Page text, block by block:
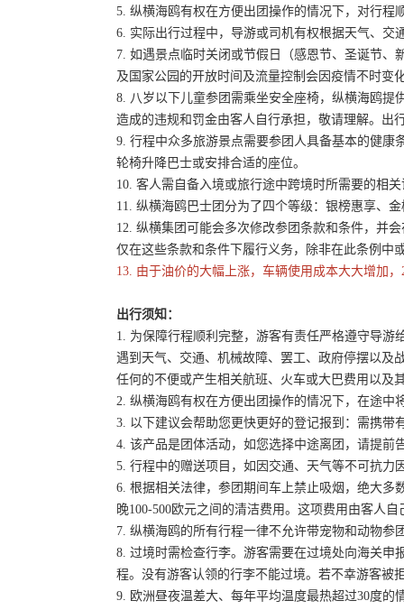
5. 纵横海鸥有权在方便出团操作的情况下，对行
6. 实际出行过程中，导游或司机有权根据天气、
7. 如遇景点临时关闭或节假日（感恩节、圣诞节
及国家公园的开放时间及流量控制会因疫情不时变
8. 八岁以下儿童参团需乘坐安全座椅，纵横海鸥提
造成的违规和罚金由客人自行承担，敬请理解。出
9. 行程中众多旅游景点需要参团人具备基本的健
轮椅升降巴士或安排合适的座位。
10. 客人需自备入境或旅行途中跨境时所需要的相
11. 纵横海鸥巴士团分为了四个等级：银榜惠享、
12. 纵横集团可能会多次修改参团条款和条件，并
仅在这些条款和条件下履行义务，除非在此条例中
13. 由于油价的大幅上涨，车辆使用成本大大增加
出行须知：
1. 为保障行程顺利完整，游客有责任严格遵守导
遇到天气、交通、机械故障、罢工、政府停摆以及
任何的不便或产生相关航班、火车或大巴费用以及
2. 纵横海鸥有权在方便出团操作的情况下，在途
3. 以下建议会帮助您更快更好的登记报到：需携
4. 该产品是团体活动，如您选择中途离团，请提
5. 行程中的赠送项目，如因交通、天气等不可抗
6. 根据相关法律，参团期间车上禁止吸烟，绝大
晚100-500欧元之间的清洁费用。这项费用由客人
7. 纵横海鸥的所有行程一律不允许带宠物和动物参
8. 过境时需检查行李。游客需要在过境处向海关
程。没有游客认领的行李不能过境。若不幸游客被
9. 欧洲昼夜温差大、每年平均温度最热超过30度